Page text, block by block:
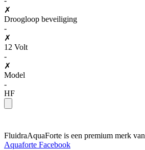
✗
Droogloop beveiliging
-
✗
12 Volt
-
✗
Model
-
HF
FluidraAquaForte is een premium merk
Aquaforte Facebook